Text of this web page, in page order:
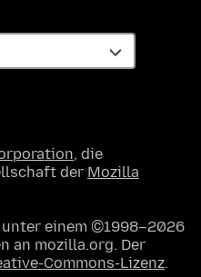
, die
der Mozilla
einem ©1998–2026
an mozilla.org. Der
Commons-Lizenz.